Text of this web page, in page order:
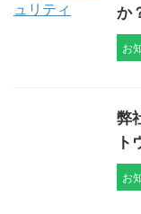
か
お
弊
ト
お